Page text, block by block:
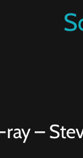
–